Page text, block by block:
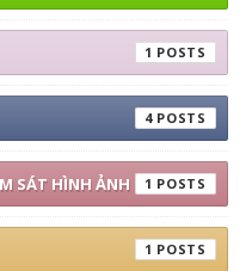
1
4
SÁT HÌNH ẢNH 1
1